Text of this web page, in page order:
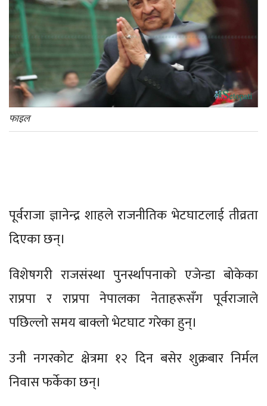
फाइल
पूर्वराजा ज्ञानेन्द्र शाहले राजनीतिक भेटघाटलाई तीव्रता
दिएका छन्।
विशेषगरी राजसंस्था पुनर्स्थापनाको एजेन्डा बोकेका
राप्रपा र राप्रपा नेपालका नेताहरूसँग पूर्वराजाले
पछिल्लो समय बाक्लो भेटघाट गरेका हुन्।
उनी नगरकोट क्षेत्रमा १२ दिन बसेर शुक्रबार निर्मल
निवास फर्केका छन्।